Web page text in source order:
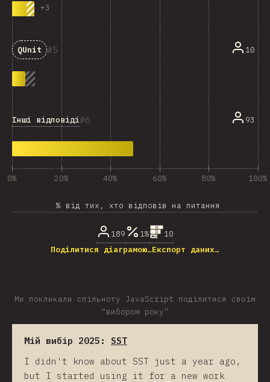
+3
5
QUnit 10
6
Інші відповіді 93
0% 20% 40% 60% 80% 100%
% від тих, хто відповів на питання
189 1%
10
Поділитися діаграмою…Експорт даних…
Ми покликали спільноту JavaScript поділитися своїм
“вибором року”
Мій вибір 2025: SST
I didn't know about SST just a year ago,
but I started using it for a new work